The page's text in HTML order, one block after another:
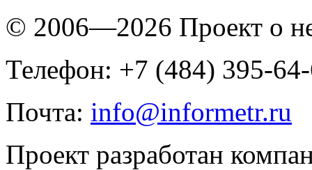
© 2006—2026 Проект о
Телефон: +7 (484) 395-
Почта: info@informetr.ru
Проект разработан